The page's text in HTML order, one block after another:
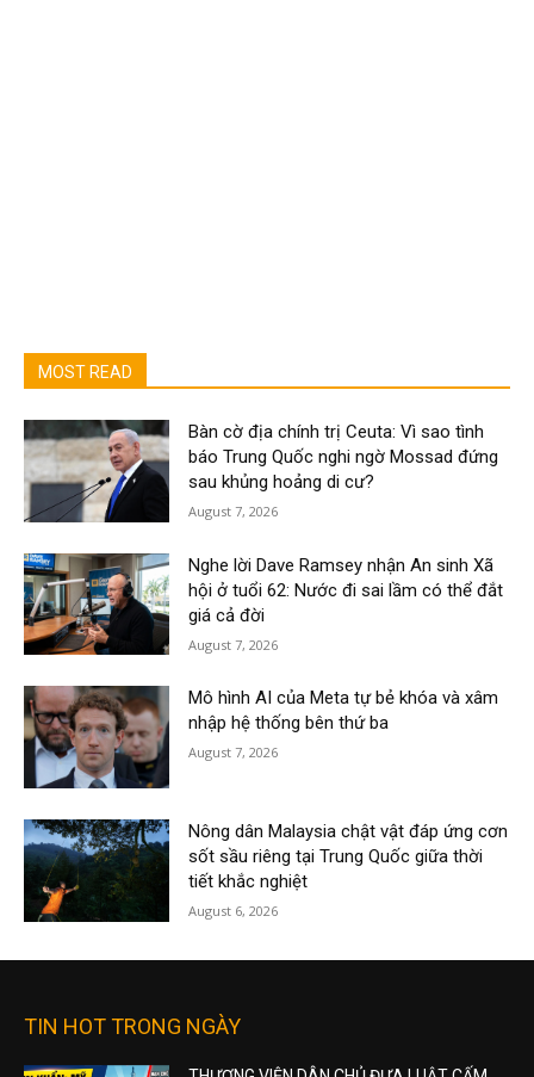
MOST READ
Bàn cờ địa chính trị Ceuta: Vì sao tình
báo Trung Quốc nghi ngờ Mossad đứng
sau khủng hoảng di cư?
August 7, 2026
Nghe lời Dave Ramsey nhận An sinh Xã
hội ở tuổi 62: Nước đi sai lầm có thể đắt
giá cả đời
August 7, 2026
Mô hình AI của Meta tự bẻ khóa và xâm
nhập hệ thống bên thứ ba
August 7, 2026
Nông dân Malaysia chật vật đáp ứng cơn
sốt sầu riêng tại Trung Quốc giữa thời
tiết khắc nghiệt
August 6, 2026
TIN HOT TRONG NGÀY